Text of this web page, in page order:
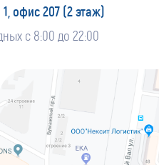
офис 207 (2 этаж)
с 8:00 до 22:00